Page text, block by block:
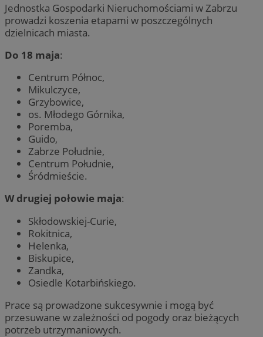
Jednostka Gospodarki Nieruchomościami w Zabrzu
prowadzi koszenia etapami w poszczególnych
dzielnicach miasta.
Do 18 maja:
Centrum Północ,
Mikulczyce,
Grzybowice,
os. Młodego Górnika,
Poremba,
Guido,
Zabrze Południe,
Centrum Południe,
Śródmieście.
W drugiej połowie maja:
Skłodowskiej-Curie,
Rokitnica,
Helenka,
Biskupice,
Zandka,
Osiedle Kotarbińskiego.
Prace są prowadzone sukcesywnie i mogą być
przesuwane w zależności od pogody oraz bieżących
potrzeb utrzymaniowych.